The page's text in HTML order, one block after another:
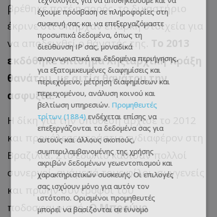
βρέθηκε ποτέ η σορός, το δικαστήριο
έκρινε ότι υπήρχαν επαρκή στοιχεία για
να αποδειχθεί ο θάνατός της. Το 2013
εκδόθηκε επίσημα ληξιαρχική πράξη
θανάτου, με αιτία θανάτου την
ασφυξία.
Η δίκη για την υπόθεση άρχισε το 2012
και προκάλεσε τεράστιο ενδιαφέρον στη
Βραζιλία. Στο εδώλιο κάθισαν πολλοί
συνεργοί, ανάμεσά τους φίλοι, συγγενείς
και πρώην σύντροφοι του
ποδοσφαιριστή.Ο Μπρούνο
έχουμε πρόσβαση σε πληροφορίες στη
συσκευή σας και να επεξεργαζόμαστε
προσωπικά δεδομένα, όπως τη
διεύθυνση IP σας, μοναδικά
αναγνωριστικά και δεδομένα περιήγησης,
για εξατομικευμένες διαφημίσεις και
περιεχόμενο, μέτρηση διαφημίσεων και
περιεχομένου, ανάλυση κοινού και
βελτίωση υπηρεσιών. Προμηθευτές
τρίτων (1884)ενδέχεται επίσης να
επεξεργάζονται τα δεδομένα σας για
αυτούς και άλλους σκοπούς,
συμπεριλαμβανομένης της χρήσης
ακριβών δεδομένων γεωεντοπισμού και
χαρακτηριστικών συσκευής. Οι επιλογές
σας ισχύουν μόνο για αυτόν τον
ιστότοπο. Ορισμένοι προμηθευτές
μπορεί να βασίζονται σε έννομο